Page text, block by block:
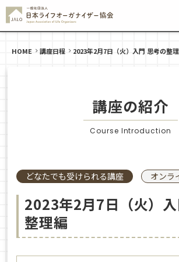
HOME 講座日程 2023年2月7日（火）入門 思考の整
講座の紹介
Course Introduction
どなたでも受けられる講座 オンラ
2023年2月7日（火）
整理編